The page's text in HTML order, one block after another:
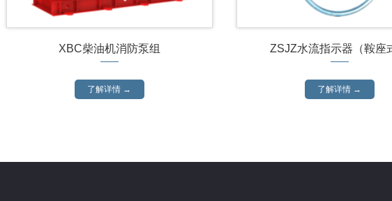
XBC柴油机消防泵组
了解详情 →
ZSJZ水流指示器（鞍座
了解详情 →